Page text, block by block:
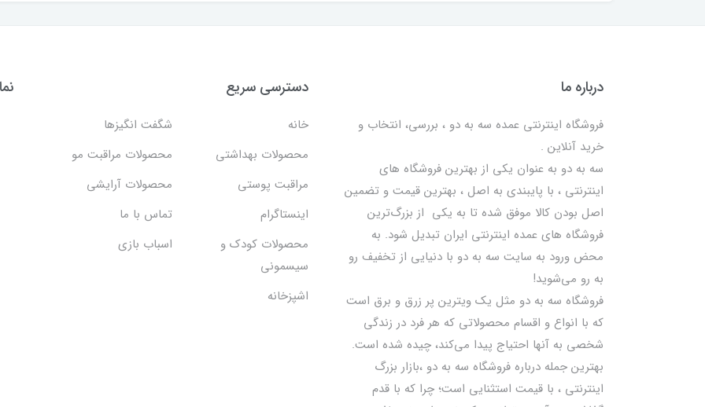
درباره ما
فروشگاه اینترنتی عمده سه به دو ، بررسی، انتخاب و
خرید آنلاین .
سه به دو به عنوان یکی از بهترين فروشگاه های
اینترنتی ، با پایبندی به اصل ، بهترين قيمت و تضمین
اصل‌ بودن کالا موفق شده تا به يكي از بزرگ‌ترين
فروشگاه هاي عمده اینترنتی ایران تبدیل شود. به
محض ورود به سایت سه به دو با دنیایی از تخفيف رو
به رو می‌شوید!
فروشگاه سه به دو مثل یک ویترین پر زرق و برق است
که با انواع و اقسام محصولاتی که هر فرد در زندگی
شخصی به آنها احتیاج پیدا می‌کند، چیده شده است.
بهترين جمله درباره فروشگاه سه به دو ،بازار بزرگ
اینترنتی ، با قيمت استثنايي است؛ چرا که با قدم
دسترسی سریع
خانه
شگفت انگيزها
محصولات بهداشتي
محصولات مراقبت مو
مراقبت پوستی
محصولات آرایشی
اینستاگرام
تماس با ما
محصولات کودک و
سیسمونی
اسباب بازی
اشپزخانه